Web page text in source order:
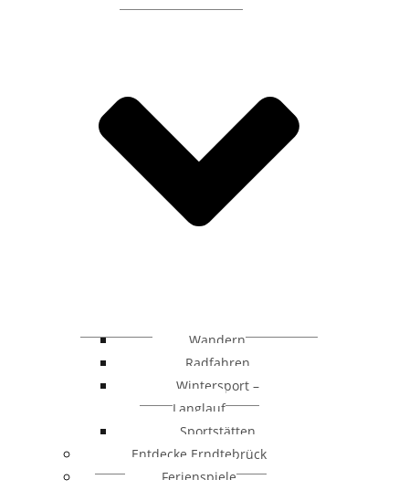
Wandern
Radfahren
Wintersport –
Langlauf
Sportstätten
Entdecke Erndtebrück
Ferienspiele